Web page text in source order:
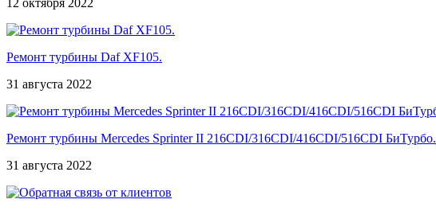
Ремонт турбины Daf XF105.
31 августа 2022
Ремонт турбины Mercedes Sprinter II 216CDI/316CDI/416CDI/516CDI БиТурбо.
31 августа 2022